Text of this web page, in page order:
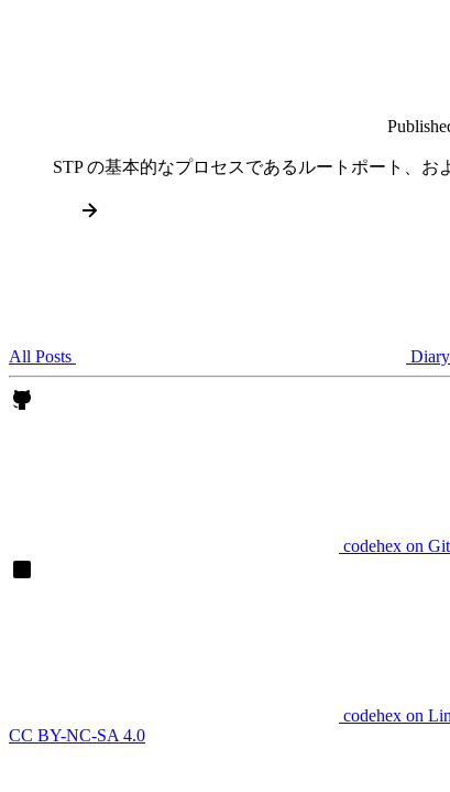
STP の基本的なプロセスであるルートポート、
All Posts Diary
codehex on
codehex on
CC BY-NC-SA 4.0